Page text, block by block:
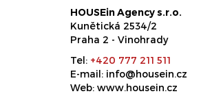
HOUSEin Agency s.r.o.
Kunětická 2534/2
Praha 2 - Vinohrady
Tel: +420 777 211 511
E-mail: info@housein.cz
Web: www.housein.cz